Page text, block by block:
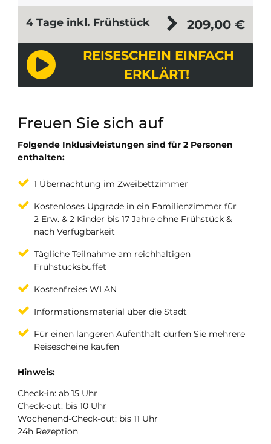
Freuen Sie sich auf
Folgende Inklusivleistungen sind für 2 Personen
enthalten:
1 Übernachtung im Zweibettzimmer
Kostenloses Upgrade in ein Familienzimmer für
2 Erw. & 2 Kinder bis 17 Jahre ohne Frühstück &
nach Verfügbarkeit
Tägliche Teilnahme am reichhaltigen
Frühstücksbuffet
Kostenfreies WLAN
Informationsmaterial über die Stadt
Für einen längeren Aufenthalt dürfen Sie mehrere
Reisescheine kaufen
Hinweis:
Check-in: ab 15 Uhr
Check-out: bis 10 Uhr
Wochenend-Check-out: bis 11 Uhr
24h Rezeption
4 Tage inkl. Frühstück 209,00 €
REISESCHEIN EINFACH
ERKLÄRT!